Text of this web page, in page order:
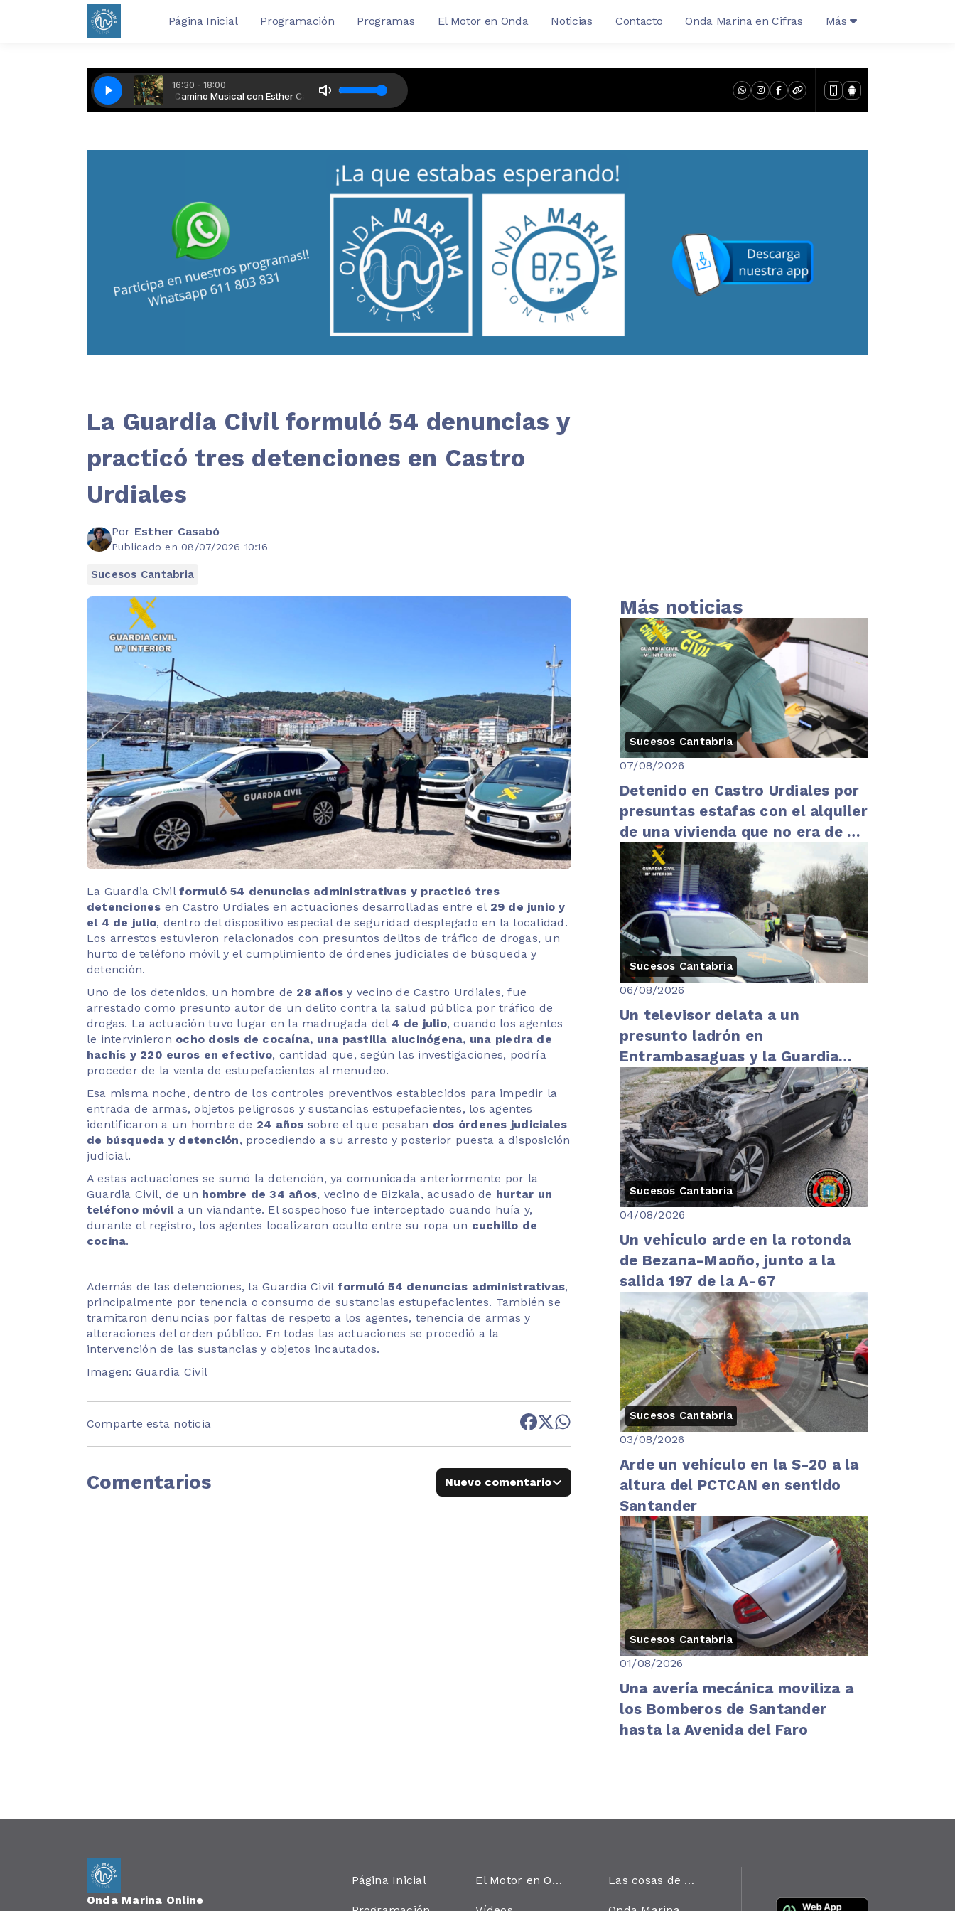
Página Inicial Programación Programas El Motor en Onda Noticias Contacto Onda Marina en Cifras Más
La Guardia Civil formuló 54 denuncias y
practicó tres detenciones en Castro
Urdiales
Por Esther Casabó
Publicado en 08/07/2026 10:16
Sucesos Cantabria
La Guardia Civilformuló 54 denuncias administrativas y practicó tres
detenciones en Castro Urdiales en actuaciones desarrolladas entre el 29 de junio y
el 4 de julio, dentro del dispositivo especial de seguridad desplegado en la localidad.
Los arrestos estuvieron relacionados con presuntos delitos de tráfico de drogas, un
hurto de teléfono móvil y el cumplimiento de órdenes judiciales de búsqueda y
detención.
Uno de los detenidos, un hombre de 28 años y vecino de Castro Urdiales, fue
arrestado como presunto autor de un delito contra la salud pública por tráfico de
drogas. La actuación tuvo lugar en la madrugada del 4 de julio, cuando los agentes
le intervinieron ocho dosis de cocaína, una pastilla alucinógena, una piedra de
hachís y 220 euros en efectivo, cantidad que, según las investigaciones, podría
proceder de la venta de estupefacientes al menudeo.
Esa misma noche, dentro de los controles preventivos establecidos para impedir la
entrada de armas, objetos peligrosos y sustancias estupefacientes, los agentes
identificaron a un hombre de 24 años sobre el que pesaban dos órdenes judiciales
de búsqueda y detención, procediendo a su arresto y posterior puesta a disposición
judicial.
A estas actuaciones se sumó la detención, ya comunicada anteriormente por la
Guardia Civil, de un hombre de 34 años, vecino de Bizkaia, acusado de hurtar un
teléfono móvila un viandante. El sospechoso fue interceptado cuando huía y,
durante el registro, los agentes localizaron oculto entre su ropa un cuchillo de
cocina.
Además de las detenciones, la Guardia Civil formuló 54 denuncias administrativas,
principalmente por tenencia o consumo de sustancias estupefacientes. También se
tramitaron denuncias por faltas de respeto a los agentes, tenencia de armas y
alteraciones del orden público. En todas las actuaciones se procedió a la
intervención de las sustancias y objetos incautados.
Imagen: Guardia Civil
Comparte esta noticia
Comentarios Nuevo comentario
Más noticias
Sucesos Cantabria
07/08/2026
Detenido en Castro Urdiales por
presuntas estafas con el alquiler
de una vivienda que no era de su
propiedad
Sucesos Cantabria
06/08/2026
Un televisor delata a un
presunto ladrón en
Entrambasaguas y la Guardia
Civil detiene a otros tres por
sustraer un coche
Sucesos Cantabria
04/08/2026
Un vehículo arde en la rotonda
de Bezana-Maoño, junto a la
salida 197 de la A-67
Sucesos Cantabria
03/08/2026
Arde un vehículo en la S-20 a la
altura del PCTCAN en sentido
Santander
Sucesos Cantabria
01/08/2026
Una avería mecánica moviliza a
los Bomberos de Santander
hasta la Avenida del Faro
Onda Marina Online
Página Inicial El Motor en Onda Las cosas de Onda Marina